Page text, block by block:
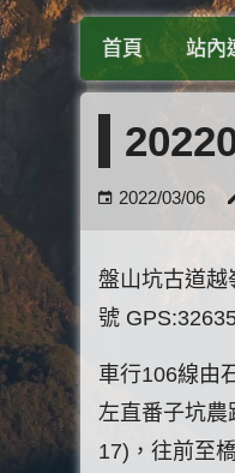
首頁 站內
2022/03/06
盤山坑古道越
號
車行106線由
左直番子坑農
17)，往前至